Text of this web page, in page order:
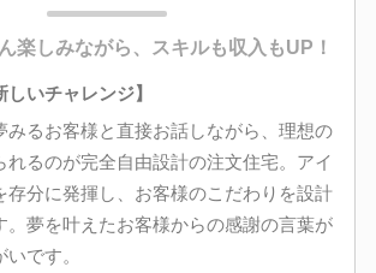
楽しみながら、スキルも収入もUP！
しいチャレンジ】
みるお客様と直接お話しながら、理想の
れるのが完全自由設計の注文住宅。アイ
存分に発揮し、お客様のこだわりを設計
。夢を叶えたお客様からの感謝の言葉が
です。